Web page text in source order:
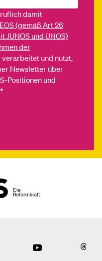
damit
(gemäß Art 26
JUNOS und UNOS)
der
verarbeitet und nutzt,
Newsletter über
Positionen und